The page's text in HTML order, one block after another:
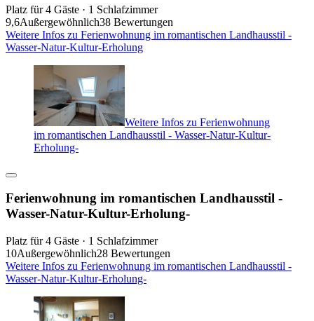
Platz für 4 Gäste · 1 Schlafzimmer
9,6Außergewöhnlich38 Bewertungen
Weitere Infos zu Ferienwohnung im romantischen Landhausstil -
Wasser-Natur-Kultur-Erholung
Weitere Infos zu Ferienwohnung
im romantischen Landhausstil - Wasser-Natur-Kultur-
Erholung-
Ferienwohnung im romantischen Landhausstil -
Wasser-Natur-Kultur-Erholung-
Platz für 4 Gäste · 1 Schlafzimmer
10Außergewöhnlich28 Bewertungen
Weitere Infos zu Ferienwohnung im romantischen Landhausstil -
Wasser-Natur-Kultur-Erholung-